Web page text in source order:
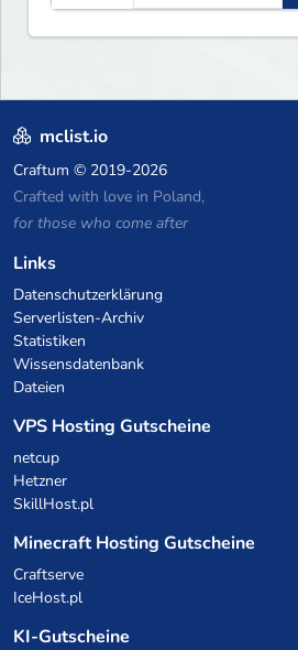
mclist.io
Craftum © 2019-2026
Crafted with love in Poland,
for those who come after
Links
Datenschutzerklärung
Serverlisten-Archiv
Statistiken
Wissensdatenbank
Dateien
VPS Hosting Gutscheine
netcup
Hetzner
SkillHost.pl
Minecraft Hosting Gutscheine
Craftserve
IceHost.pl
KI-Gutscheine